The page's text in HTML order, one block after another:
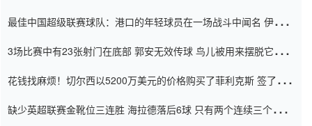
最佳中国超级联赛球队：港口的年轻球员在一场战斗中闻名 伊万放
3场比赛中有23张射门在底部 郭安无效传球 鸟儿被用来摆脱它
花钱找麻烦！切尔西以5200万美元的价格购买了菲利克斯 签了7年
缺少英超联赛金靴位三连胜 海拉德落后6球 只有两个连续三个连续